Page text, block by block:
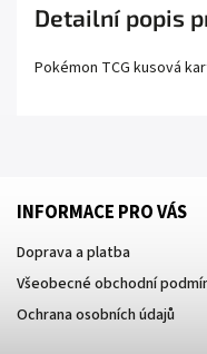
Detailní popis
Pokémon TCG kusová
INFORMACE PRO VÁS
Doprava a platba
Všeobecné obchodní
Ochrana osobních údajů